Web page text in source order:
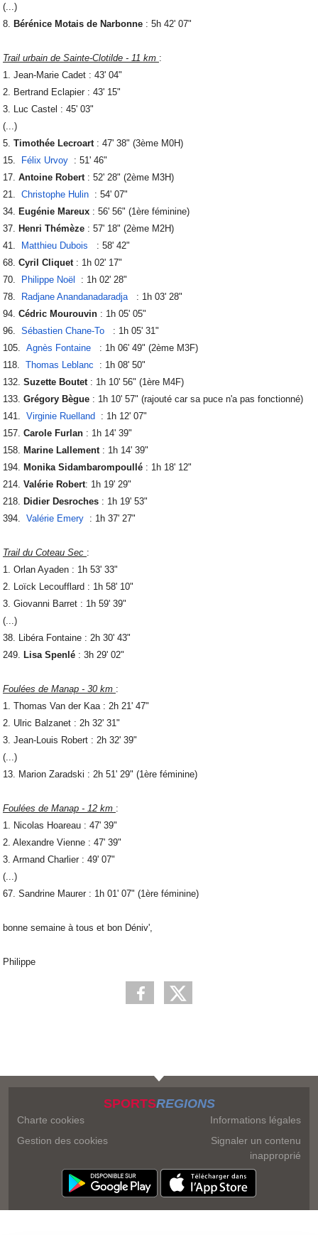
(...)
8. Bérénice Motais de Narbonne : 5h 42' 07"
Trail urbain de Sainte-Clotilde - 11 km :
1. Jean-Marie Cadet : 43' 04"
2. Bertrand Eclapier : 43' 15"
3. Luc Castel : 45' 03"
(...)
5. Timothée Lecroart : 47' 38" (3ème M0H)
15. Félix Urvoy : 51' 46"
17. Antoine Robert : 52' 28" (2ème M3H)
21. Christophe Hulin : 54' 07"
34. Eugénie Mareux : 56' 56" (1ère féminine)
37. Henri Thémèze : 57' 18" (2ème M2H)
41. Matthieu Dubois : 58' 42"
68. Cyril Cliquet : 1h 02' 17"
70. Philippe Noël : 1h 02' 28"
78. Radjane Anandanadaradja : 1h 03' 28"
94. Cédric Mourouvin : 1h 05' 05"
96. Sébastien Chane-To : 1h 05' 31"
105. Agnès Fontaine : 1h 06' 49" (2ème M3F)
118. Thomas Leblanc : 1h 08' 50"
132. Suzette Boutet : 1h 10' 56" (1ère M4F)
133. Grégory Bègue : 1h 10' 57" (rajouté car sa puce n'a pas fonctionné)
141. Virginie Ruelland : 1h 12' 07"
157. Carole Furlan : 1h 14' 39"
158. Marine Lallement : 1h 14' 39"
194. Monika Sidambarompoullé : 1h 18' 12"
214. Valérie Robert: 1h 19' 29"
218. Didier Desroches : 1h 19' 53"
394. Valérie Emery : 1h 37' 27"
Trail du Coteau Sec :
1. Orlan Ayaden : 1h 53' 33"
2. Loïck Lecoufflard : 1h 58' 10"
3. Giovanni Barret : 1h 59' 39"
(...)
38. Libéra Fontaine : 2h 30' 43"
249. Lisa Spenlé : 3h 29' 02"
Foulées de Manap - 30 km :
1. Thomas Van der Kaa : 2h 21' 47"
2. Ulric Balzanet : 2h 32' 31"
3. Jean-Louis Robert : 2h 32' 39"
(...)
13. Marion Zaradski : 2h 51' 29" (1ère féminine)
Foulées de Manap - 12 km :
1. Nicolas Hoareau : 47' 39"
2. Alexandre Vienne : 47' 39"
3. Armand Charlier : 49' 07"
(...)
67. Sandrine Maurer : 1h 01' 07" (1ère féminine)
bonne semaine à tous et bon Déniv',
Philippe
SPORTSREGIONS
Charte cookies
Gestion des cookies
Informations légales
Signaler un contenu
inapproprié